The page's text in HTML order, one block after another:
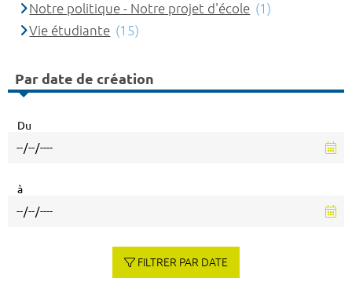
Notre politique - Notre projet d'école (1)
Vie étudiante (15)
Par date de création
Du
à
FILTRER PAR DATE